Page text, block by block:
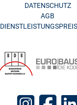
DATENSCHUTZ
AGB